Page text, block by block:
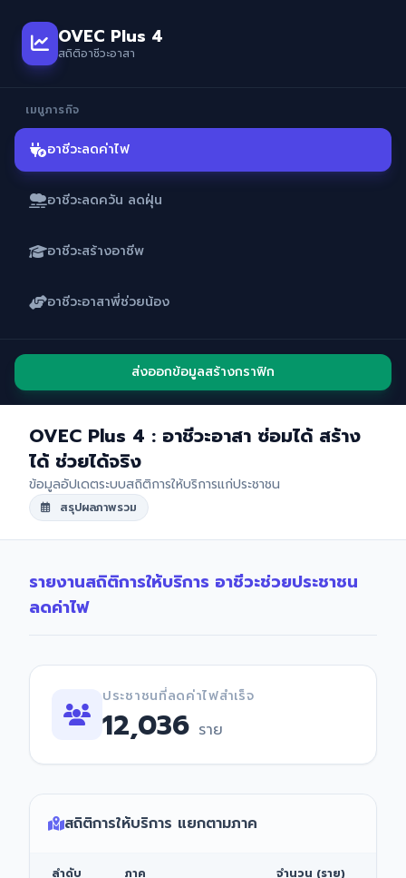
OVEC Plus 4
สถิติอาชีวะอาสา
เมนูภารกิจ
อาชีวะลดค่าไฟ
อาชีวะลดควัน ลดฝุ่น
อาชีวะสร้างอาชีพ
อาชีวะอาสาพี่ช่วยน้อง
ส่งออกข้อมูลสร้างกราฟิก
OVEC Plus 4 : อาชีวะอาสา ซ่อมได้ สร้าง
ได้ ช่วยได้จริง
ข้อมูลอัปเดตระบบสถิติการให้บริการแก่ประชาชน
สรุปผลภาพรวม
รายงานสถิติการให้บริการ อาชีวะช่วยประชาชน
ลดค่าไฟ
ประชาชนที่ลดค่าไฟสำเร็จ
12,036 ราย
สถิติการให้บริการ แยกตามภาค
ลำดับ ภาค จำนวน (ราย)